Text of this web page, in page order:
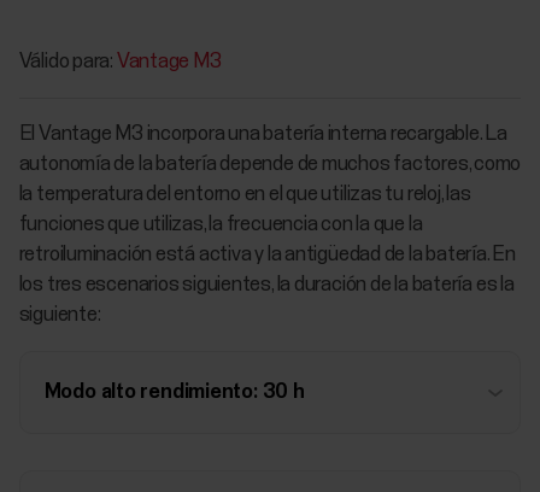
Válido para: Vantage M3
El Vantage M3 incorpora una batería interna recargable. La
autonomía de la batería depende de muchos factores, como
la temperatura del entorno en el que utilizas tu reloj, las
funciones que utilizas, la frecuencia con la que la
retroiluminación está activa y la antigüedad de la batería. En
los tres escenarios siguientes, la duración de la batería es la
siguiente:
Modo alto rendimiento: 30 h